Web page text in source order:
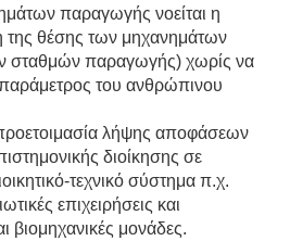
παραγωγής νοείται η
της θέσης των μηχανημάτων
σταθμών παραγωγής) χωρίς να
παράμετρος του ανθρώπινου
λήψης αποφάσεων
διοίκησης σε
σύστημα π.χ.
επιχειρήσεις και
βιομηχανικές μονάδες.